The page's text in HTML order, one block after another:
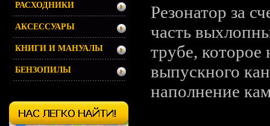
Резонатор за
часть
трубе, которое
выпускного
наполнение
РАСХОДНИКИ
АКСЕССУАРЫ
КНИГИ И МАНУАЛЫ
БЕНЗОПИЛЫ